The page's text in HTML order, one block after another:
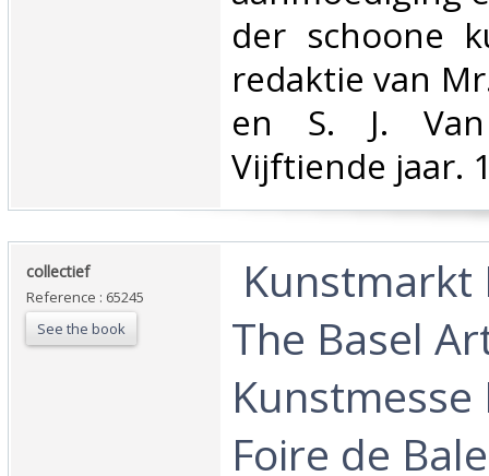
der schoone
redaktie van
en S. J.
Vijftiende jaar.
‎collectief‎
Reference : 65245
See the book
Kunstmarkt
The Basel
Kunstmesse
Foire de